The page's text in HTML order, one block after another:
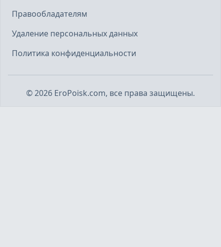
Правообладателям
Удаление персональных данных
Политика конфиденциальности
©2026 EroPoisk.com, все права защищены.